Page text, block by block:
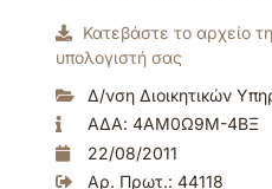
Κατεβάστε το αρχείο
υπολογιστή σας
Δ/νση Διοικητικών
ΑΔΑ: 4ΑΜ0Ω9Μ-4ΒΞ
22/08/2011
Αρ. Πρωτ.: 44118